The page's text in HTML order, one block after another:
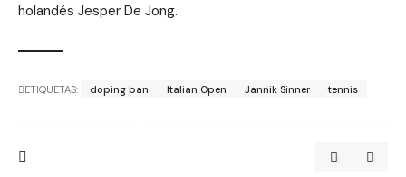
holandés Jesper De Jong.
ETIQUETAS: doping ban Italian Open Jannik Sinner tennis